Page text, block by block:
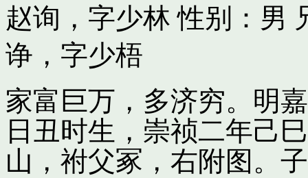
赵询，字少林 性别：男
诤，字少梧
家富巨万，多济穷。明
日丑时生，崇祯二年己
山，祔父冢，右附图。